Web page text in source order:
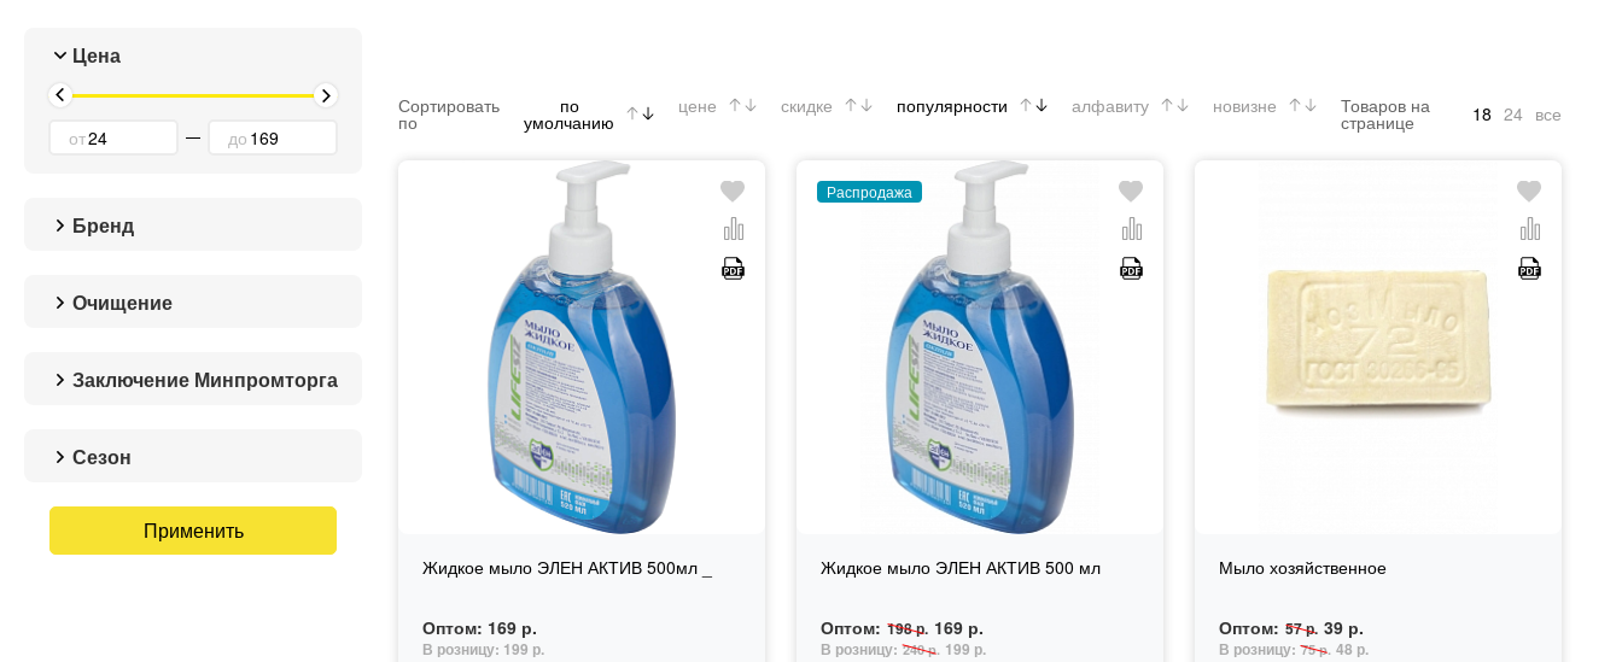
Цена
от до
Бренд
Очищение
Заключение Минпромторга
Сезон
Сортировать
по
по
умолчанию
цене скидке популярности алфавиту новизне Товаров на
странице 18 24 все
Жидкое мыло ЭЛЕН АКТИВ 500мл _
Оптом: 169 р.
В розницу: 199 р.
Распродажа
Жидкое мыло ЭЛЕН АКТИВ 500 мл
Оптом: 198 р. 169 р.
В розницу:240 р. 199 р.
Мыло хозяйственное
Оптом: 57 р. 39 р.
В розницу:75 р. 48 р.